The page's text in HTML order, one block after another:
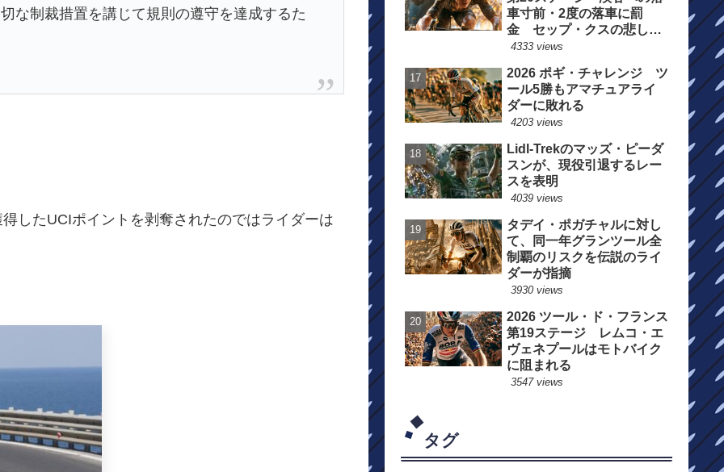
な制裁措置を講じて規則の遵守を達成するた
したUCIポイントを剥奪されたのではライダーは
車寸前・2度の落車に罰
金 セップ・クスの悲しい
一日
4333 views
2026 ポギ・チャレンジ ツ
ール5勝もアマチュアライ
ダーに敗れる
4203 views
Lidl-Trekのマッズ・ピーダ
スンが、現役引退するレー
スを表明
4039 views
タデイ・ポガチャルに対し
て、同一年グランツール全
制覇のリスクを伝説のライ
ダーが指摘
3930 views
2026 ツール・ド・フランス
第19ステージ レムコ・エ
ヴェネプールはモトバイク
に阻まれる
3547 views
タグ